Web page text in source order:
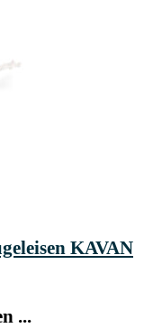
KAVAN
...